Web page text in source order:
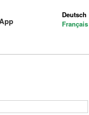
Deutsch
Français